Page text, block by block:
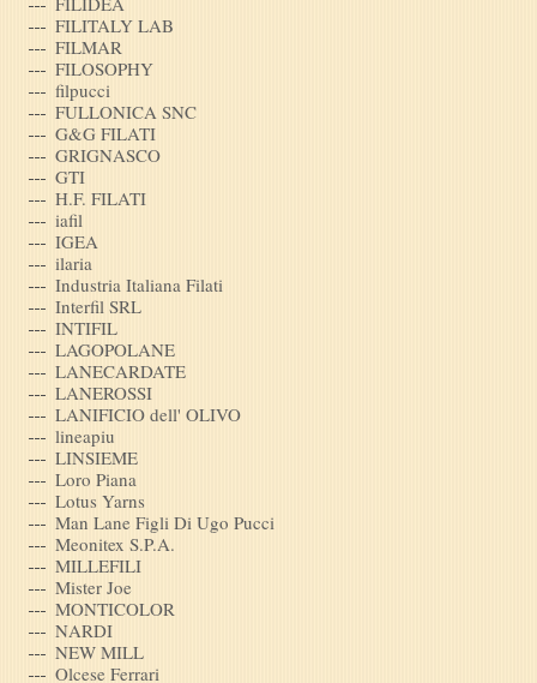
FILITALY LAB
FILMAR
FILOSOPHY
filpucci
FULLONICA SNC
G&G FILATI
GRIGNASCO
GTI
H.F. FILATI
iafil
IGEA
ilaria
Industria Italiana Filati
Interfil SRL
INTIFIL
LAGOPOLANE
LANECARDATE
LANEROSSI
LANIFICIO dell' OLIVO
lineapiu
LINSIEME
Loro Piana
Lotus Yarns
Man Lane Figli Di Ugo Pucci
Meonitex S.P.A.
MILLEFILI
Mister Joe
MONTICOLOR
NARDI
NEW MILL
Olcese Ferrari